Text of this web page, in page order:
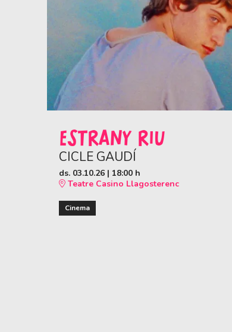
ESTRANY RIU
CICLE GAUDÍ
ds. 03.10.26 | 18:00 h
Teatre Casino Llagosterenc
Cinema